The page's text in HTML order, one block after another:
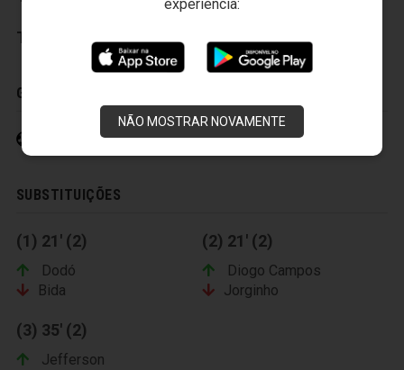
experiência:
NÃO MOSTRAR NOVAMENTE
Técnico: Paulo CÃ©sar GusmÃ£o
GOLS
Diego Giaretta 13' (1)
SUBSTITUIÇÕES
(1) 21' (2)
Dodó
Bida
(2) 21' (2)
Diogo Campos
Jorginho
(3) 35' (2)
Jefferson